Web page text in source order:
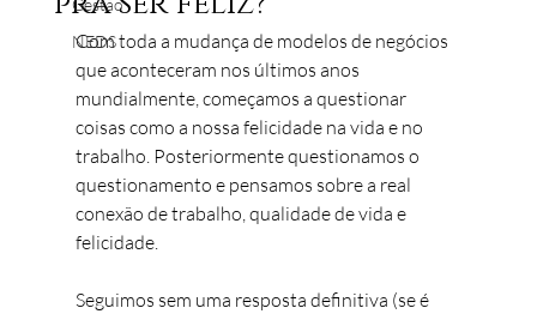
Gestão
NEDS
Com toda a mudança de modelos de negócios
que aconteceram nos últimos anos
mundialmente, começamos a questionar
coisas como a nossa felicidade na vida e no
trabalho. Posteriormente questionamos o
questionamento e pensamos sobre a real
conexão de trabalho, qualidade de vida e
felicidade.
Seguimos sem uma resposta definitiva (se é